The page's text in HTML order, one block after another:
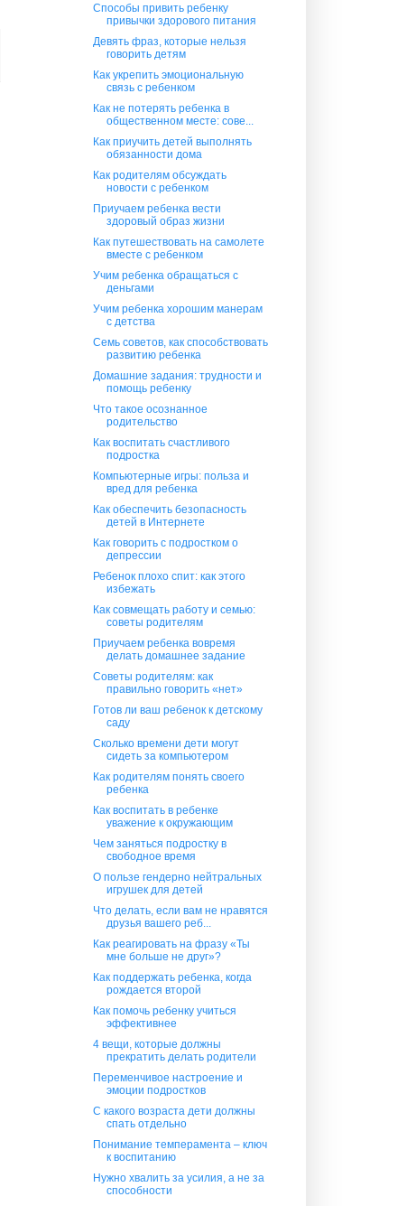
Способы привить ребенку
привычки здорового питания
Девять фраз, которые нельзя
говорить детям
Как укрепить эмоциональную
связь с ребенком
Как не потерять ребенка в
общественном месте: сове...
Как приучить детей выполнять
обязанности дома
Как родителям обсуждать
новости с ребенком
Приучаем ребенка вести
здоровый образ жизни
Как путешествовать на самолете
вместе с ребенком
Учим ребенка обращаться с
деньгами
Учим ребенка хорошим манерам
с детства
Семь советов, как способствовать
развитию ребенка
Домашние задания: трудности и
помощь ребенку
Что такое осознанное
родительство
Как воспитать счастливого
подростка
Компьютерные игры: польза и
вред для ребенка
Как обеспечить безопасность
детей в Интернете
Как говорить с подростком о
депрессии
Ребенок плохо спит: как этого
избежать
Как совмещать работу и семью:
советы родителям
Приучаем ребенка вовремя
делать домашнее задание
Советы родителям: как
правильно говорить «нет»
Готов ли ваш ребенок к детскому
саду
Сколько времени дети могут
сидеть за компьютером
Как родителям понять своего
ребенка
Как воспитать в ребенке
уважение к окружающим
Чем заняться подростку в
свободное время
О пользе гендерно нейтральных
игрушек для детей
Что делать, если вам не нравятся
друзья вашего реб...
Как реагировать на фразу «Ты
мне больше не друг»?
Как поддержать ребенка, когда
рождается второй
Как помочь ребенку учиться
эффективнее
4 вещи, которые должны
прекратить делать родители
Переменчивое настроение и
эмоции подростков
С какого возраста дети должны
спать отдельно
Понимание темперамента – ключ
к воспитанию
Нужно хвалить за усилия, а не за
способности